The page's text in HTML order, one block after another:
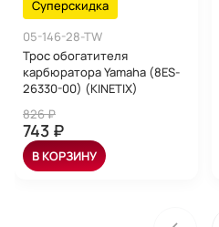
Суперскидка
05-146-28-TW
Трос обогатителя
карбюратора Yamaha (8ES-
26330-00) (KINETIX)
826 ₽
743 ₽
В КОРЗИНУ